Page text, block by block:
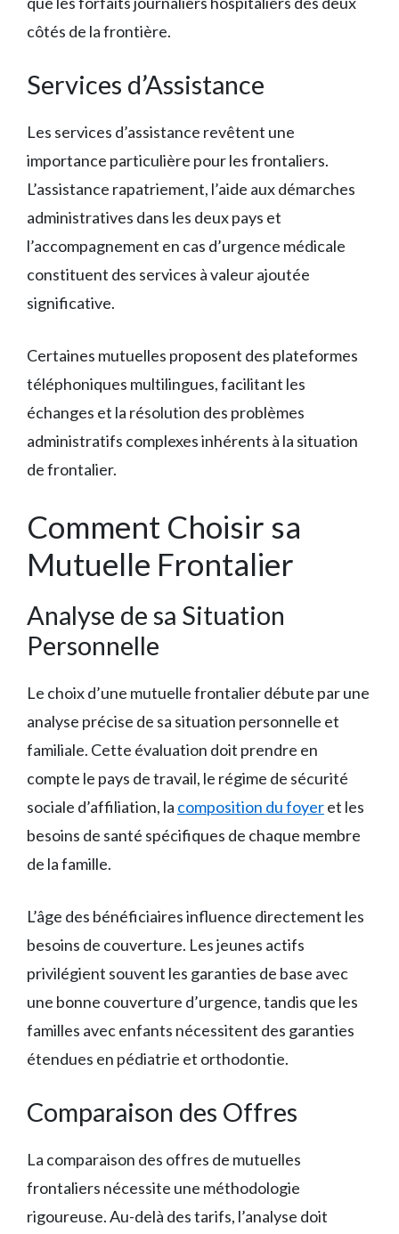
côtés de la frontière.
Services d’Assistance
Les services d’assistance revêtent une
importance particulière pour les frontaliers.
L’assistance rapatriement, l’aide aux démarches
administratives dans les deux pays et
l’accompagnement en cas d’urgence médicale
constituent des services à valeur ajoutée
significative.
Certaines mutuelles proposent des plateformes
téléphoniques multilingues, facilitant les
échanges et la résolution des problèmes
administratifs complexes inhérents à la situation
de frontalier.
Comment Choisir sa
Mutuelle Frontalier
Analyse de sa Situation
Personnelle
Le choix d’une mutuelle frontalier débute par une
analyse précise de sa situation personnelle et
familiale. Cette évaluation doit prendre en
compte le pays de travail, le régime de sécurité
sociale d’affiliation, la composition du foyeret les
besoins de santé spécifiques de chaque membre
de la famille.
L’âge des bénéficiaires influence directement les
besoins de couverture. Les jeunes actifs
privilégient souvent les garanties de base avec
une bonne couverture d’urgence, tandis que les
familles avec enfants nécessitent des garanties
étendues en pédiatrie et orthodontie.
Comparaison des Offres
La comparaison des offres de mutuelles
frontaliers nécessite une méthodologie
rigoureuse. Au-delà des tarifs, l’analyse doit